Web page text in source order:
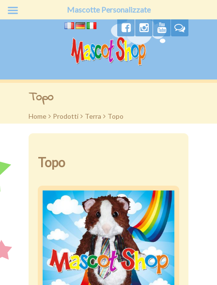
Home
Offerte
Preventivo
Clienti
Blog
Contatti
Peluches
Topo
Home > Prodotti > Terra > Topo
Topo
Mascotte Personalizzate